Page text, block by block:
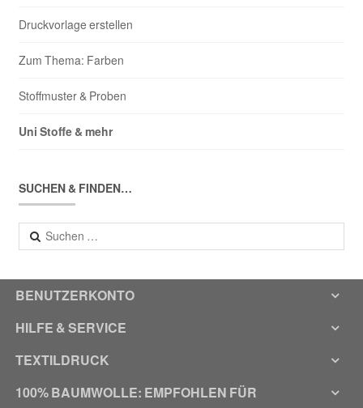
Druckvorlage erstellen
Zum Thema: Farben
Stoffmuster & Proben
Uni Stoffe & mehr
SUCHEN & FINDEN…
Suchen
nach:
BENUTZERKONTO
HILFE & SERVICE
TEXTILDRUCK
100% BAUMWOLLE: EMPFOHLEN FÜR